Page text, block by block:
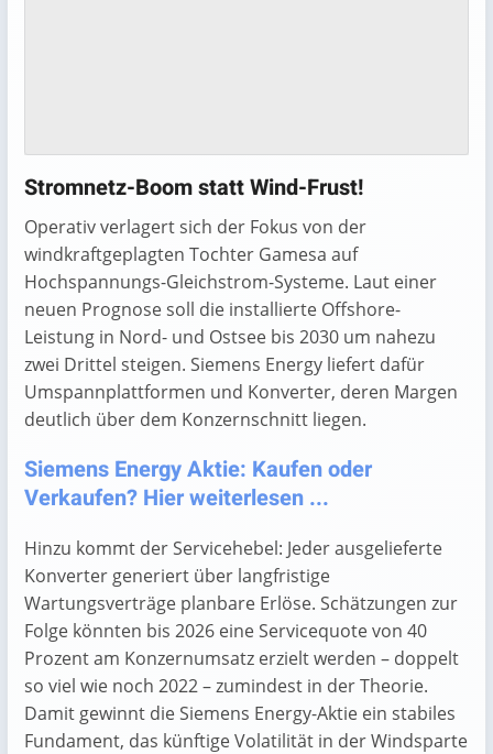
Stromnetz-Boom statt Wind-Frust!
Operativ verlagert sich der Fokus von der
windkraftgeplagten Tochter Gamesa auf
Hochspannungs-Gleichstrom-Systeme. Laut einer
neuen Prognose soll die installierte Offshore-
Leistung in Nord- und Ostsee bis 2030 um nahezu
zwei Drittel steigen. Siemens Energy liefert dafür
Umspann­plattformen und Konverter, deren Margen
deutlich über dem Konzern­schnitt liegen.
Siemens Energy Aktie: Kaufen oder
Verkaufen? Hier weiterlesen ...
Hinzu kommt der Servicehebel: Jeder ausgelieferte
Konverter generiert über langfristige
Wartungsverträge planbare Erlöse. Schätzungen zur
Folge könnten bis 2026 eine Servicequote von 40
Prozent am Konzernumsatz erzielt werden – doppelt
so viel wie noch 2022 – zumindest in der Theorie.
Damit gewinnt die Siemens Energy-Aktie ein stabiles
Fundament, das künftige Volatilität in der Wind­sparte